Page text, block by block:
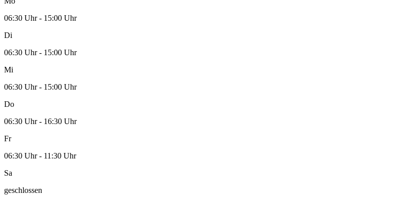
06:30 Uhr - 15:00 Uhr
Di
06:30 Uhr - 15:00 Uhr
Mi
06:30 Uhr - 15:00 Uhr
Do
06:30 Uhr - 16:30 Uhr
Fr
06:30 Uhr - 11:30 Uhr
Sa
geschlossen